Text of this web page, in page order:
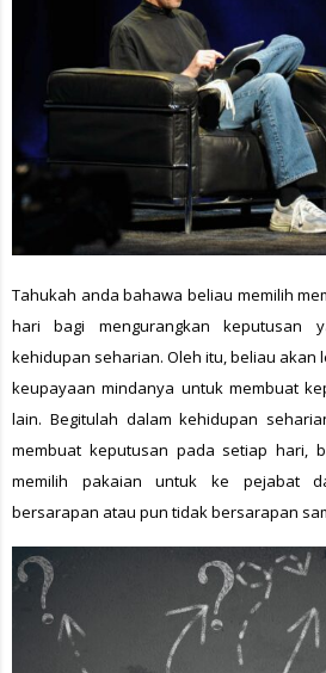
Tahukah anda bahawa beliau memilih
hari bagi mengurangkan keputusan
kehidupan seharian. Oleh itu, beliau akan
keupayaan mindanya untuk membuat
lain. Begitulah dalam kehidupan
membuat keputusan pada setiap hari,
memilih pakaian untuk ke pejabat
bersarapan atau pun tidak bersarapan